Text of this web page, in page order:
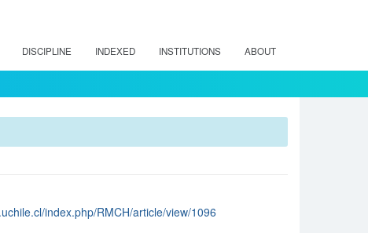
DISCIPLINE INDEXED INSTITUTIONS ABOUT
index.php/RMCH/article/view/1096